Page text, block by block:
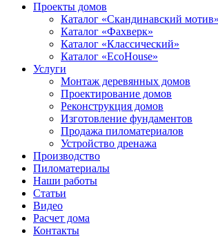
Проекты домов
Каталог «Скандинавский мотив»
Каталог «Фахверк»
Каталог «Классический»
Каталог «EcoHouse»
Услуги
Монтаж деревянных домов
Проектирование домов
Реконструкция домов
Изготовление фундаментов
Продажа пиломатериалов
Устройство дренажа
Производство
Пиломатериалы
Наши работы
Статьи
Видео
Расчет дома
Контакты